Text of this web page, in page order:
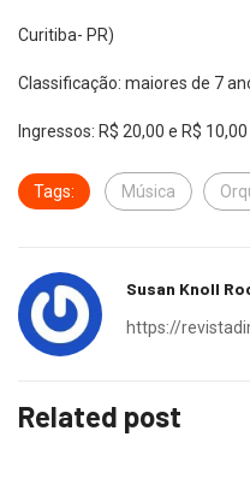
Curitiba- PR)
Classificação: maiores de 7
Ingressos: R$ 20,00 e R$ 10,00
Tags: Música
Susan Knoll
https://
Related post